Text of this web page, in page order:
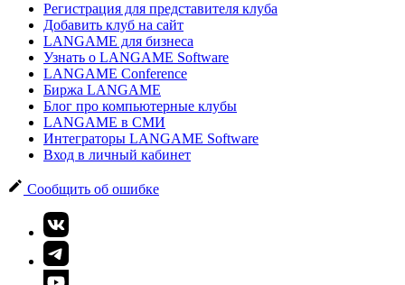
Регистрация для представителя клуба
Добавить клуб на сайт
LANGAME для бизнеса
Узнать о LANGAME Software
LANGAME Conference
Биржа LANGAME
Блог про компьютерные клубы
LANGAME в СМИ
Интеграторы LANGAME Software
Вход в личный кабинет
Сообщить об ошибке